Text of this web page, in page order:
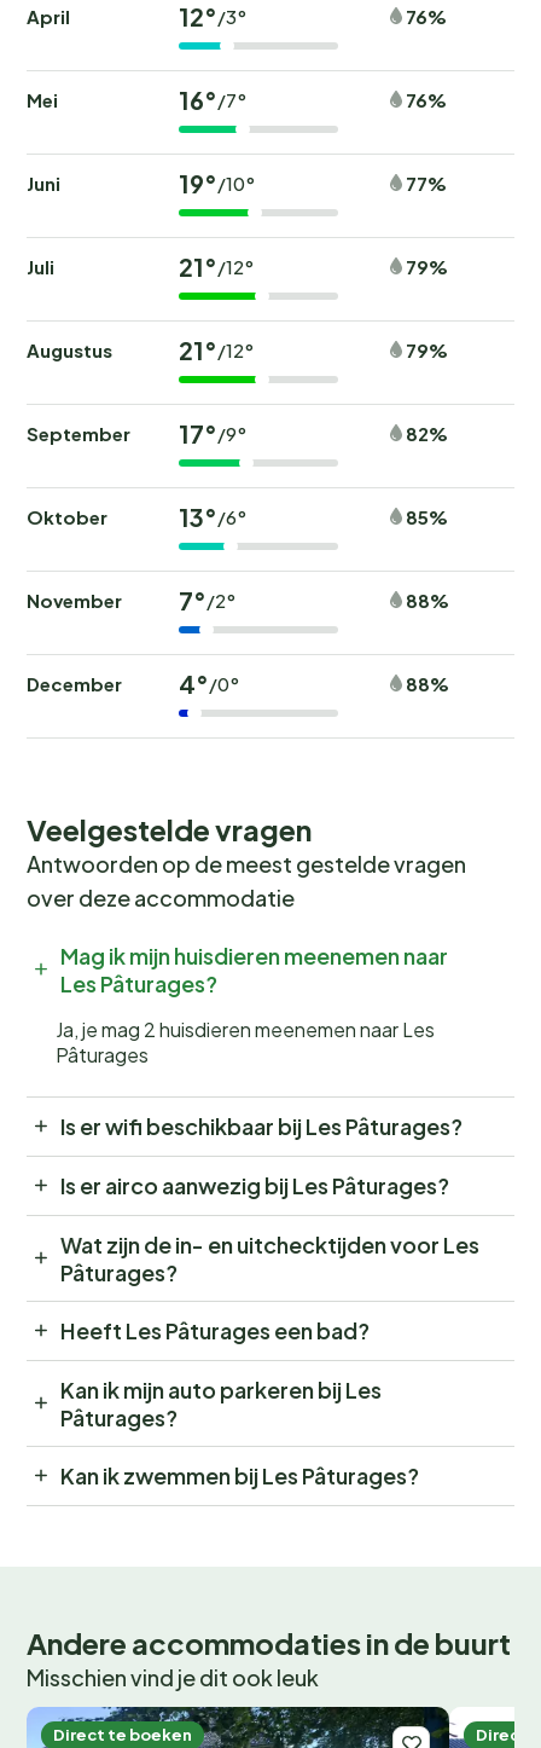
April 12°/3° 76%
Mei 16°/7° 76%
Juni 19°/10° 77%
Juli 21°/12° 79%
Augustus 21°/12° 79%
September 17°/9° 82%
Oktober 13°/6° 85%
November 7°/2° 88%
December 4°/0° 88%
Veelgestelde vragen
Antwoorden op de meest gestelde vragen
over deze accommodatie
Mag ik mijn huisdieren meenemen naar
Les Pâturages?
Ja, je mag 2 huisdieren meenemen naar Les
Pâturages
Is er wifi beschikbaar bij Les Pâturages?
Is er airco aanwezig bij Les Pâturages?
Wat zijn de in- en uitchecktijden voor Les
Pâturages?
Heeft Les Pâturages een bad?
Kan ik mijn auto parkeren bij Les
Pâturages?
Kan ik zwemmen bij Les Pâturages?
Andere accommodaties in de buurt
Misschien vind je dit ook leuk
Direct te boeken Direct